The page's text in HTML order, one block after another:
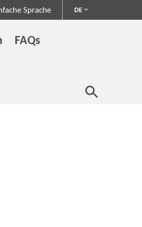
Sprache DE
FAQs